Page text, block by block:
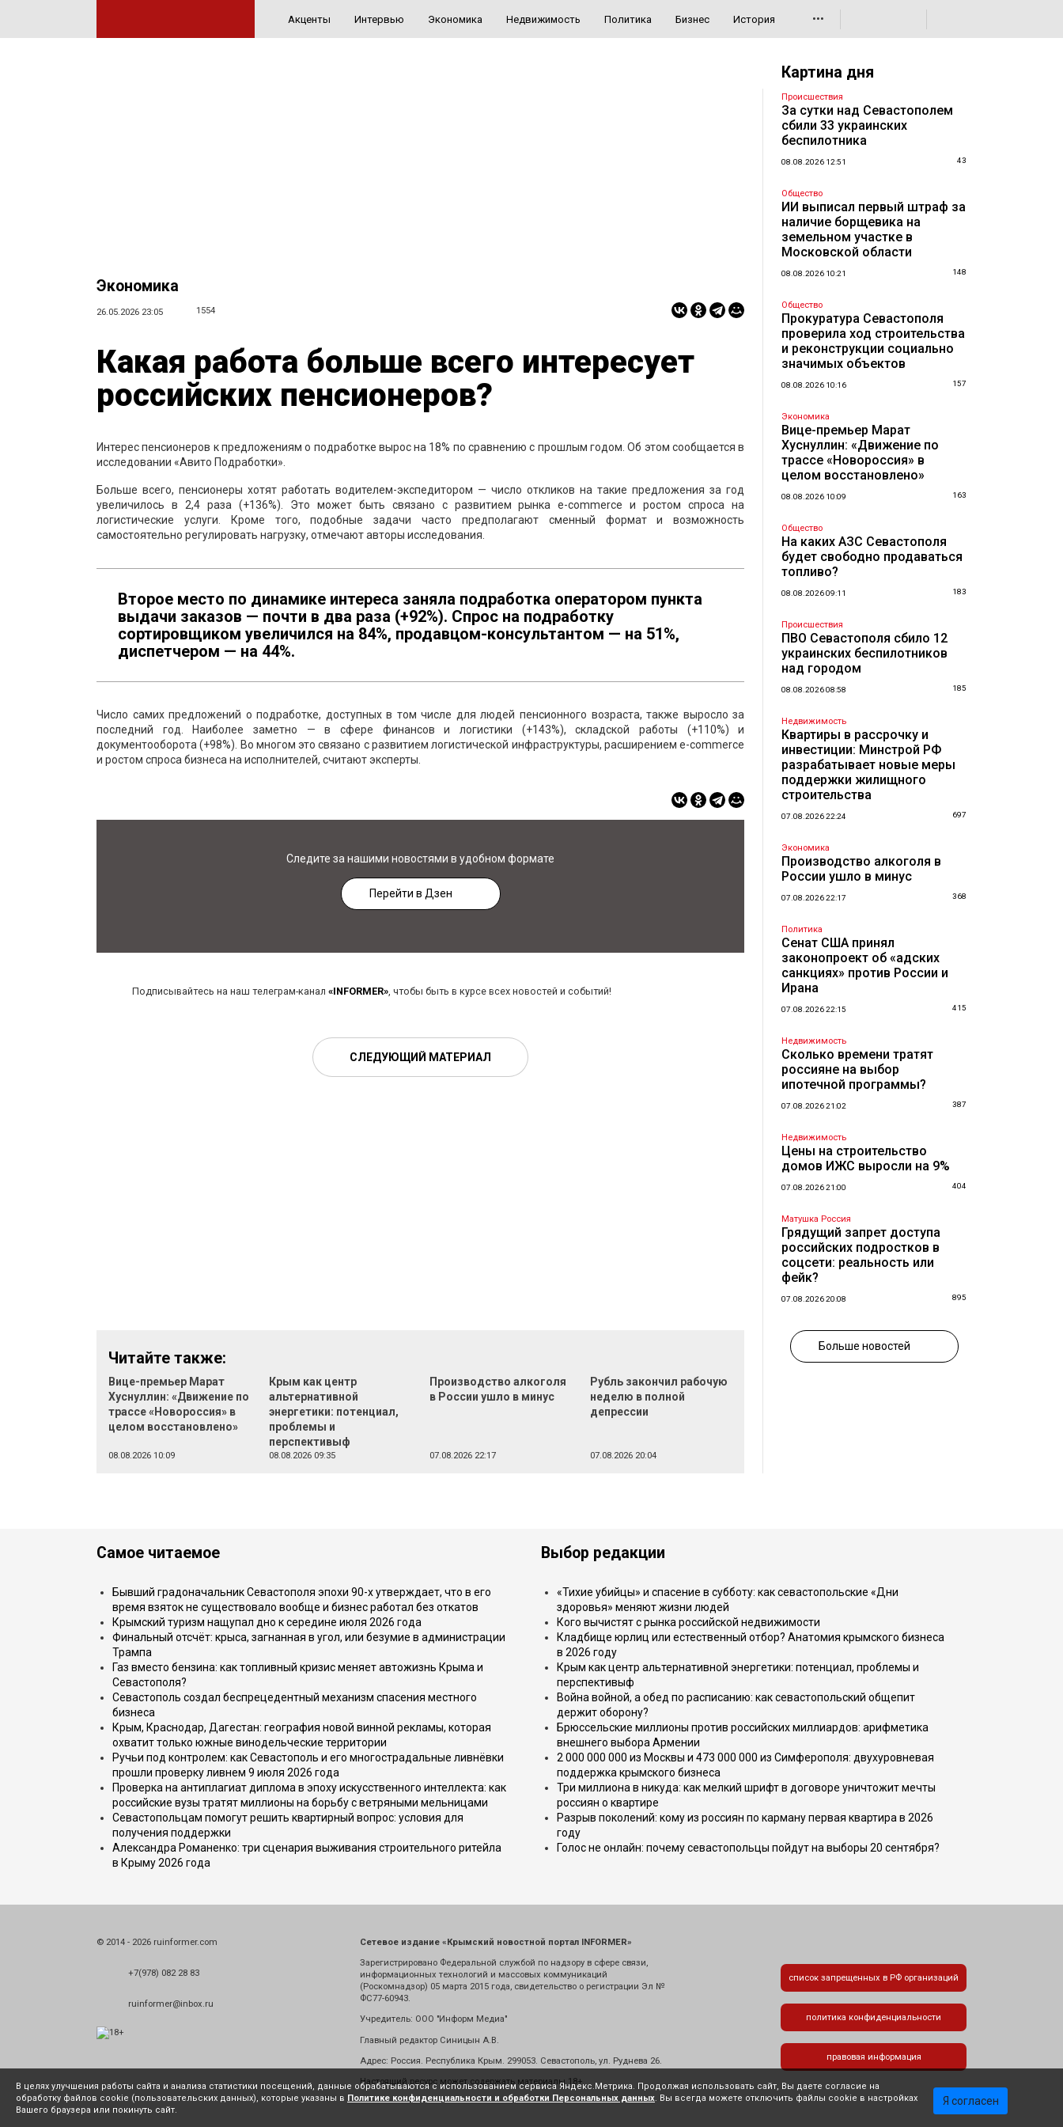
Акценты Интервью Экономика Недвижимость Политика Бизнес История •••
Экономика
26.05.2026 23:05 1554
Какая работа больше всего интересует
российских пенсионеров?
Интерес пенсионеров к предложениям о подработке вырос на 18% по сравнению с прошлым годом. Об этом сообщается в
исследовании «Авито Подработки».
Больше всего, пенсионеры хотят работать водителем-экспедитором — число откликов на такие предложения за год
увеличилось в 2,4 раза (+136%). Это может быть связано с развитием рынка e-commerce и ростом спроса на
логистические услуги. Кроме того, подобные задачи часто предполагают сменный формат и возможность
самостоятельно регулировать нагрузку, отмечают авторы исследования.
Второе место по динамике интереса заняла подработка оператором пункта
выдачи заказов — почти в два раза (+92%). Спрос на подработку
сортировщиком увеличился на 84%, продавцом-консультантом — на 51%,
диспетчером — на 44%.
Число самих предложений о подработке, доступных в том числе для людей пенсионного возраста, также выросло за
последний год. Наиболее заметно — в сфере финансов и логистики (+143%), складской работы (+110%) и
документооборота (+98%). Во многом это связано с развитием логистической инфраструктуры, расширением e-commerce
и ростом спроса бизнеса на исполнителей, считают эксперты.
Следите за нашими новостями в удобном формате
Перейти в Дзен
Подписывайтесь на наш телеграм-канал «INFORMER», чтобы быть в курсе всех новостей и событий!
СЛЕДУЮЩИЙ МАТЕРИАЛ
Читайте также:
Вице-премьер Марат
Хуснуллин: «Движение по
трассе «Новороссия» в
целом восстановлено»
08.08.2026 10:09
Крым как центр
альтернативной
энергетики: потенциал,
проблемы и
перспективыф
08.08.2026 09:35
Производство алкоголя
в России ушло в минус
07.08.2026 22:17
Рубль закончил рабочую
неделю в полной
депрессии
07.08.2026 20:04
Картина дня
Происшествия
За сутки над Севастополем
сбили 33 украинских
беспилотника
08.08.2026 12:51 43
Общество
ИИ выписал первый штраф за
наличие борщевика на
земельном участке в
Московской области
08.08.2026 10:21 148
Общество
Прокуратура Севастополя
проверила ход строительства
и реконструкции социально
значимых объектов
08.08.2026 10:16 157
Экономика
Вице-премьер Марат
Хуснуллин: «Движение по
трассе «Новороссия» в
целом восстановлено»
08.08.2026 10:09 163
Общество
На каких АЗС Севастополя
будет свободно продаваться
топливо?
08.08.2026 09:11 183
Происшествия
ПВО Севастополя сбило 12
украинских беспилотников
над городом
08.08.2026 08:58 185
Недвижимость
Квартиры в рассрочку и
инвестиции: Минстрой РФ
разрабатывает новые меры
поддержки жилищного
строительства
07.08.2026 22:24 697
Экономика
Производство алкоголя в
России ушло в минус
07.08.2026 22:17 368
Политика
Сенат США принял
законопроект об «адских
санкциях» против России и
Ирана
07.08.2026 22:15 415
Недвижимость
Сколько времени тратят
россияне на выбор
ипотечной программы?
07.08.2026 21:02 387
Недвижимость
Цены на строительство
домов ИЖС выросли на 9%
07.08.2026 21:00 404
Матушка Россия
Грядущий запрет доступа
российских подростков в
соцсети: реальность или
фейк?
07.08.2026 20:08 895
Больше новостей
Самое читаемое
Бывший градоначальник Севастополя эпохи 90-х утверждает, что в его
время взяток не существовало вообще и бизнес работал без откатов
Крымский туризм нащупал дно к середине июля 2026 года
Финальный отсчёт: крыса, загнанная в угол, или безумие в администрации
Трампа
Газ вместо бензина: как топливный кризис меняет автожизнь Крыма и
Севастополя?
Севастополь создал беспрецедентный механизм спасения местного
бизнеса
Крым, Краснодар, Дагестан: география новой винной рекламы, которая
охватит только южные винодельческие территории
Ручьи под контролем: как Севастополь и его многострадальные ливнёвки
прошли проверку ливнем 9 июля 2026 года
Проверка на антиплагиат диплома в эпоху искусственного интеллекта: как
российские вузы тратят миллионы на борьбу с ветряными мельницами
Севастопольцам помогут решить квартирный вопрос: условия для
получения поддержки
Александра Романенко: три сценария выживания строительного ритейла
в Крыму 2026 года
Выбор редакции
«Тихие убийцы» и спасение в субботу: как севастопольские «Дни
здоровья» меняют жизни людей
Кого вычистят с рынка российской недвижимости
Кладбище юрлиц или естественный отбор? Анатомия крымского бизнеса
в 2026 году
Крым как центр альтернативной энергетики: потенциал, проблемы и
перспективыф
Война войной, а обед по расписанию: как севастопольский общепит
держит оборону?
Брюссельские миллионы против российских миллиардов: арифметика
внешнего выбора Армении
2 000 000 000 из Москвы и 473 000 000 из Симферополя: двухуровневая
поддержка крымского бизнеса
Три миллиона в никуда: как мелкий шрифт в договоре уничтожит мечты
россиян о квартире
Разрыв поколений: кому из россиян по карману первая квартира в 2026
году
Голос не онлайн: почему севастопольцы пойдут на выборы 20 сентября?
© 2014 - 2026 ruinformer.com
+7(978) 082 28 83
ruinformer@inbox.ru
Сетевое издание «Крымский новостной портал INFORMER»
Зарегистрировано Федеральной службой по надзору в сфере связи,
информационных технологий и массовых коммуникаций
(Роскомнадзор) 05 марта 2015 года, свидетельство о регистрации Эл №
ФС77-60943.
Учредитель: ООО "Информ Медиа"
Главный редактор Синицын А.В.
Адрес: Россия. Республика Крым. 299053. Севастополь, ул. Руднева 26.
Настоящий ресурс может содержать материалы 18+
список запрещенных в РФ организаций
политика конфиденциальности
правовая информация
В целях улучшения работы сайта и анализа статистики посещений, данные обрабатываются с использованием сервиса Яндекс.Метрика. Продолжая использовать сайт, Вы даете согласие на
обработку файлов cookie (пользовательских данных), которые указаны в Политике конфиденциальности и обработки Персональных данных. Вы всегда можете отключить файлы cookie в настройках
Вашего браузера или покинуть сайт.
Я согласен